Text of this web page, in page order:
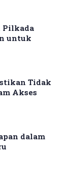
Pilkada
untuk
Tidak
Akses
dalam